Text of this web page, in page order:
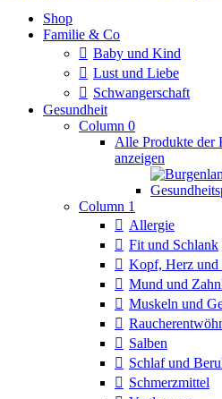
Shop
Familie & Co
Baby und Kind
Lust und Liebe
Schwangerschaft
Gesundheit
Column 0
Alle Produkte der
anzeigen
Column 1
Allergie
Fit und Schlank
Kopf, Herz und
Mund und
Muskeln und
Salben
Schlaf und
Schmerzmittel